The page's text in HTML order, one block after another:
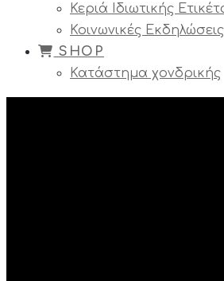
Κεριά Ιδιωτικής
Κοινωνικές Εκδηλώσεις
SHOP
Κατάστημα χονδρικής